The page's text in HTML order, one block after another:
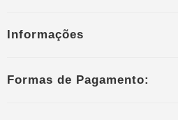
Informações
Formas de Pagamento: